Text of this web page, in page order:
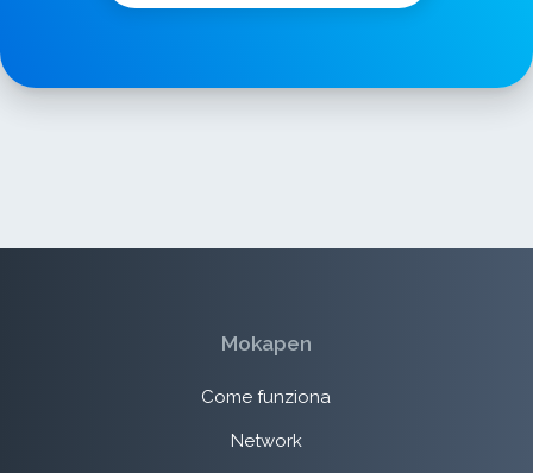
Mokapen
Come funziona
Network